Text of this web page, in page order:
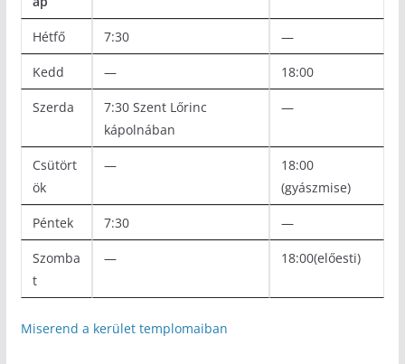
Hétfő 7:30 —
Kedd — 18:00
Szerda
7:30 Szent Lőrinc
kápolnában
—
Csütört
ök
—
18:00
(gyászmise)
Péntek 7:30 —
Szomba
t
— 18:00(előesti)
Miserend a kerület templomaiban